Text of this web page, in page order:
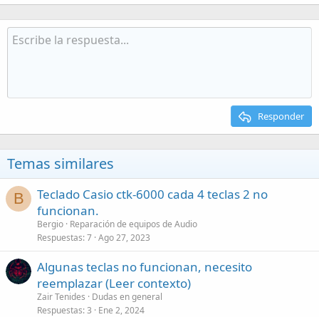
Responder
Temas similares
B
Teclado Casio ctk-6000 cada 4 teclas 2 no
funcionan.
Bergio Reparación de equipos de Audio
Respuestas 7 Ago 27, 2023
Algunas teclas no funcionan, necesito
reemplazar (Leer contexto)
Zair Tenides
Dudas en general
Respuestas 3 Ene 2, 2024